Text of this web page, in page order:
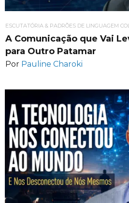
ESCUTATÓRIA & PADRÕES DE LINGUAGEM
A Comunicação que Vai
para Outro Patamar
Por Pauline Charoki